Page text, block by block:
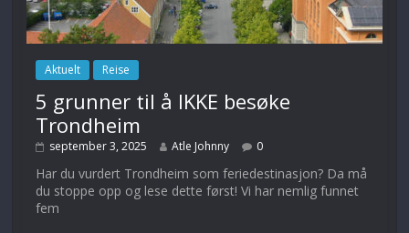
Aktuelt Reise
5 grunner til å IKKE besøke
Trondheim
september 3, 2025 Atle Johnny 0
Har du vurdert Trondheim som feriedestinasjon? Da må
du stoppe opp og lese dette først! Vi har nemlig funnet
fem